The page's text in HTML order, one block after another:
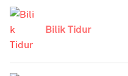
Bilik Tidur